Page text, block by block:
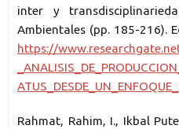
inter y
Ambientales (pp. 185-216).
https://
Rahmat, Rahim, I., Ikbal